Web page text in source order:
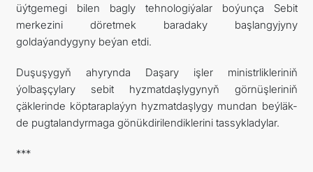
üýtgemegi bilen bagly tehnologiýalar boýunça Sebit
merkezini döretmek baradaky başlangyjyny
goldaýandygyny beýan etdi.
Duşuşygyň ahyrynda Daşary işler ministrlikleriniň
ýolbaşçylary sebit hyzmatdaşlygynyň görnüşleriniň
çäklerinde köptaraplaýyn hyzmatdaşlygy mundan beýläk-
de pugtalandyrmaga gönükdirilendiklerini tassykladylar.
***